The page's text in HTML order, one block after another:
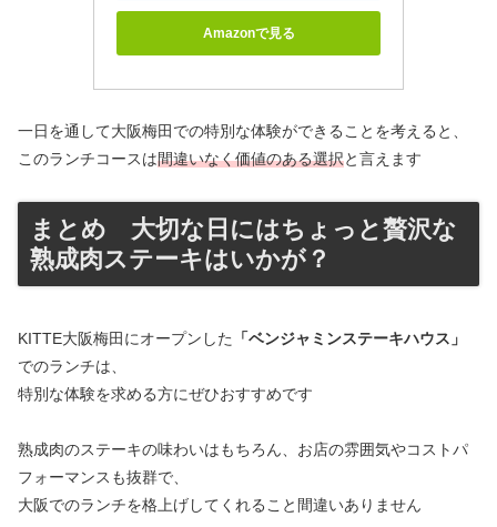
Amazonで見る
一日を通して大阪梅田での特別な体験ができることを考えると、
このランチコースは間違いなく価値のある選択と言えます
まとめ 大切な日にはちょっと贅沢な
熟成肉ステーキはいかが？
KITTE大阪梅田にオープンした
「ベンジャミンステーキハウス」
でのランチは、
特別な体験を求める方にぜひおすすめです
熟成肉のステーキの味わいはもちろん、お店の雰囲気やコストパ
フォーマンスも抜群で、
大阪でのランチを格上げしてくれること間違いありません